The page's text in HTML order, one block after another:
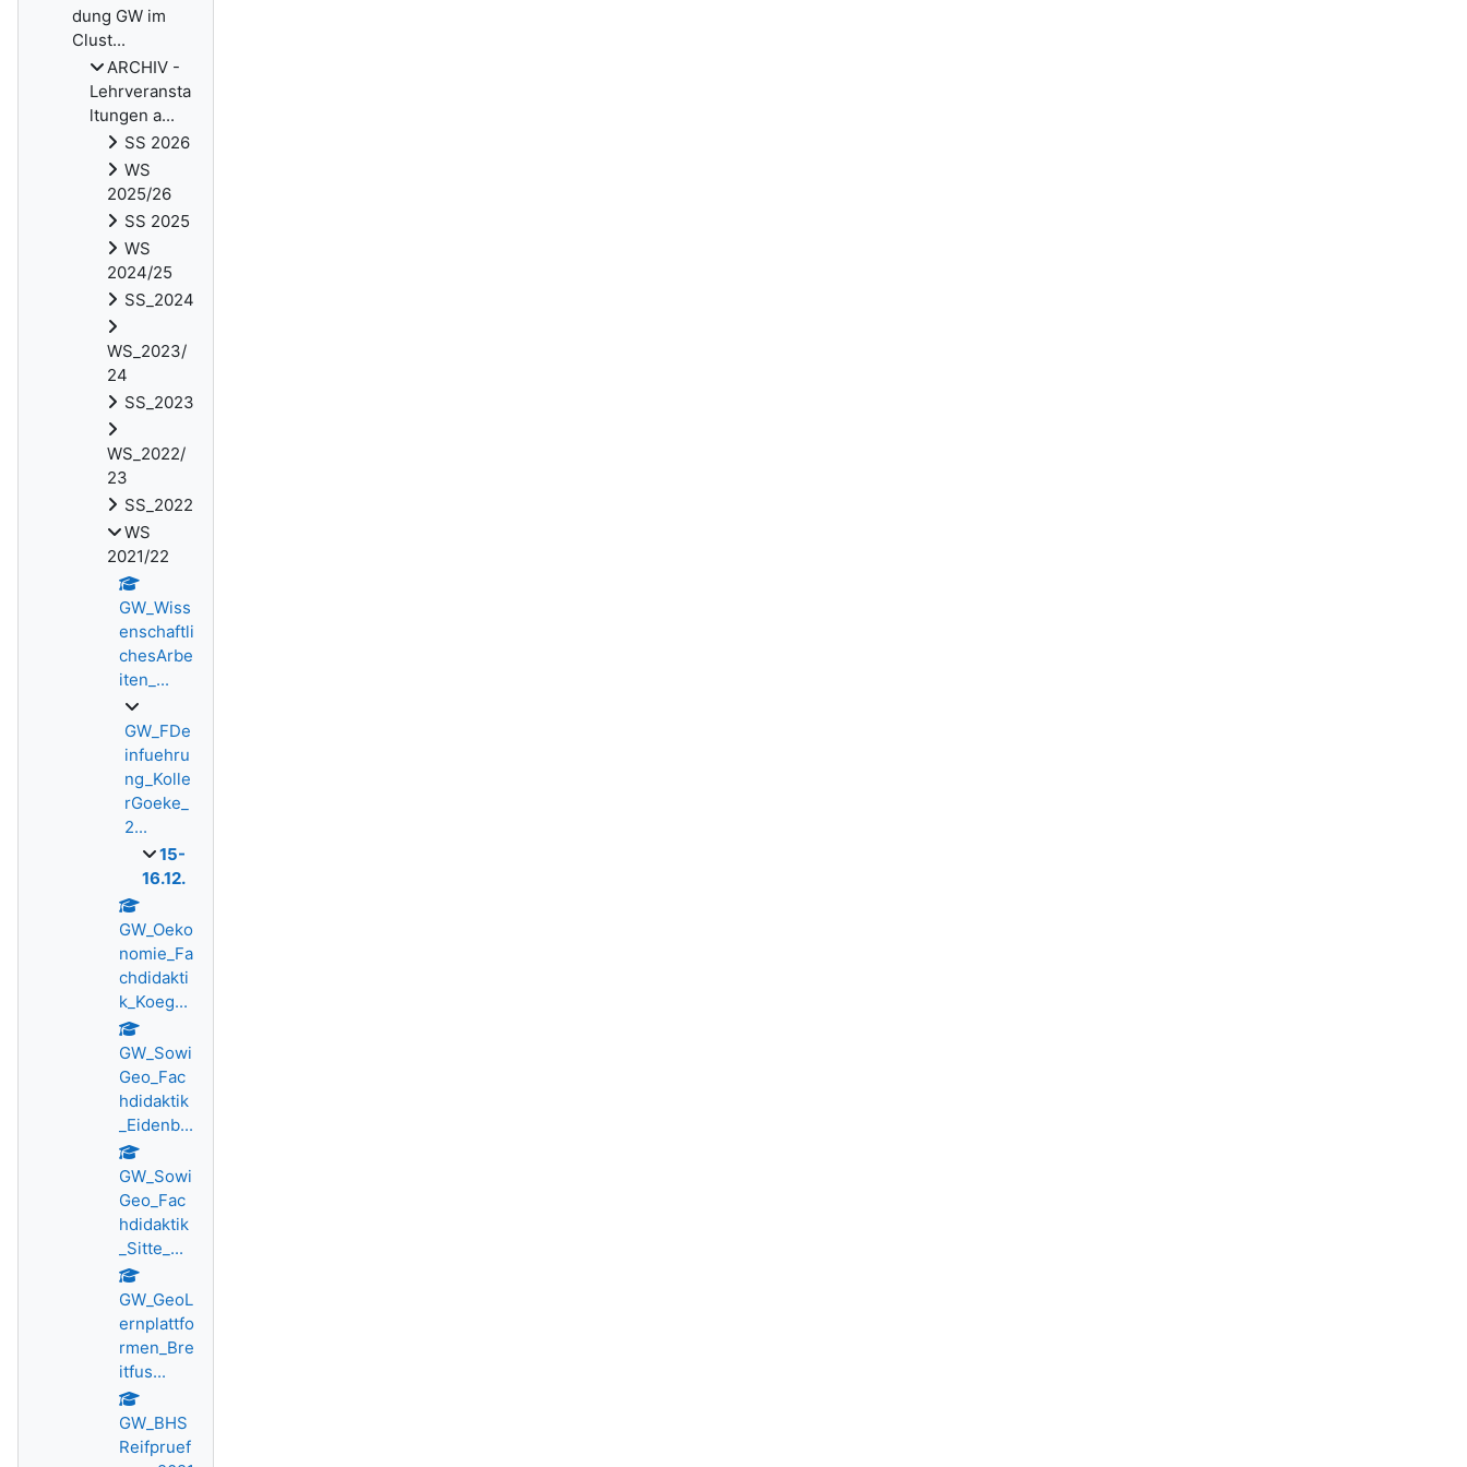
dung GW im
Clust...
ARCHIV -
Lehrveransta
ltungen a...
SS 2026
WS
2025/26
SS 2025
WS
2024/25
SS_2024
WS_2023/
24
SS_2023
WS_2022/
23
SS_2022
WS
2021/22
GW_Wiss
enschaftli
chesArbe
iten_...
GW_FDe
infuehru
ng_Kolle
rGoeke_
2...
15-
16.12.
GW_Oeko
nomie_Fa
chdidakti
k_Koeg...
GW_Sowi
Geo_Fac
hdidaktik
_Eidenb...
GW_Sowi
Geo_Fac
hdidaktik
_Sitte_...
GW_GeoL
ernplattfo
rmen_Bre
itfus...
GW_BHS
Reifpruef